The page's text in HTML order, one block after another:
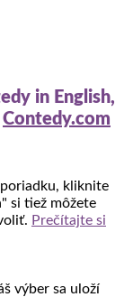
in English,
Contedy.com
poriadku, kliknite
si tiež môžete
Prečítajte si
výber sa uloží